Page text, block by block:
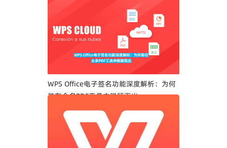
WPS Office电子签名功能深度解析：为何
能在众多PDF工具中脱颖而出